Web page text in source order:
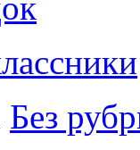
Без